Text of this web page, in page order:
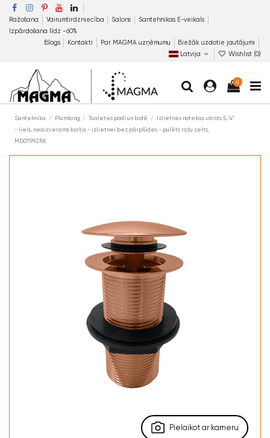
Ražošana Vairumtirdzniecība Salons
Santehnikas E-veikals
Izpārdošana līdz −60%
Blogs
Kontakti Par MAGMA uzņēmumu
Biežāk uzdotie jautājumi
Latvija
Wishlist (0)
0
Santehnika Plumbing Tualetes podi un bidē
Izlietnes notekas vārsts 5/4"
- liels, neaizverams korķis - izlietnei bez pārplūdes - pulēts rožu zelts,
MD0799ZRK
Pielaikot ar kameru